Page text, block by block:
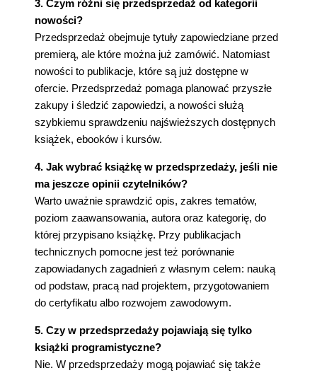
3. Czym różni się przedsprzedaż od kategorii
nowości?
Przedsprzedaż obejmuje tytuły zapowiedziane przed
premierą, ale które można już zamówić. Natomiast
nowości to publikacje, które są już dostępne w
ofercie. Przedsprzedaż pomaga planować przyszłe
zakupy i śledzić zapowiedzi, a nowości służą
szybkiemu sprawdzeniu najświeższych dostępnych
książek, ebooków i kursów.
4. Jak wybrać książkę w przedsprzedaży, jeśli nie
ma jeszcze opinii czytelników?
Warto uważnie sprawdzić opis, zakres tematów,
poziom zaawansowania, autora oraz kategorię, do
której przypisano książkę. Przy publikacjach
technicznych pomocne jest też porównanie
zapowiadanych zagadnień z własnym celem: nauką
od podstaw, pracą nad projektem, przygotowaniem
do certyfikatu albo rozwojem zawodowym.
5. Czy w przedsprzedaży pojawiają się tylko
książki programistyczne?
Nie. W przedsprzedaży mogą pojawiać się także